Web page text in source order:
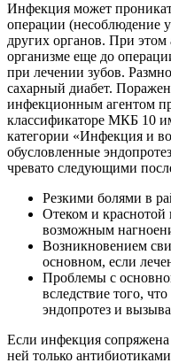
Инфекция может
операции (несоблюдение
других органов. При этом
организме еще до
при лечении зубов.
сахарный диабет.
инфекционным агентом
классификаторе МКБ 10
категории «Инфекция и
обусловленные
чревато следующими
Резкими болями в
Отеком и краснотой
возможным
Возникновением
основном, если
Проблемы с
вследствие того,
эндопротез и
Если инфекция
ней только